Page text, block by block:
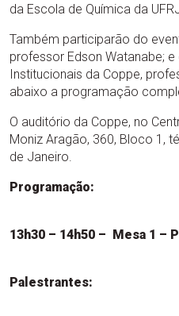
da Escola de Química da
Também participarão do
professor Edson Watanabe;
Institucionais da Coppe,
abaixo a programação
O auditório da Coppe, no
Moniz Aragão, 360, Bloco 1,
de Janeiro.
Programação:
13h30 – 14h50 – Mesa 1 –
Palestrantes: